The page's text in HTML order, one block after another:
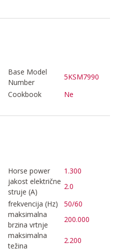
Base Model
Number
5KSM7990
Cookbook
Ne
Horse power
1.300
jakost električne
struje (A)
2.0
frekvencija (Hz)
50/60
maksimalna
brzina vrtnje
200.000
maksimalna
težina
2.200